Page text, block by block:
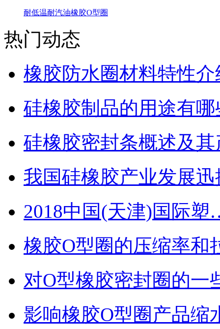
耐低温耐汽油橡胶O型圈
热门动态
橡胶防水圈材料特性介
硅橡胶制品的用途有哪
硅橡胶密封条概述及
我国硅橡胶产业发展
2018中国(天津)国际
橡胶O型圈的压缩率和
对O型橡胶密封圈的一
影响橡胶O型圈产品